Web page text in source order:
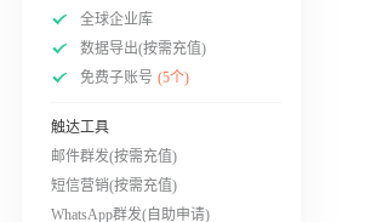
全球企业库
数据导出(按需充值)
免费子账号 (5个)
触达工具
邮件群发(按需充值)
短信营销(按需充值)
WhatsApp群发(自助申请)